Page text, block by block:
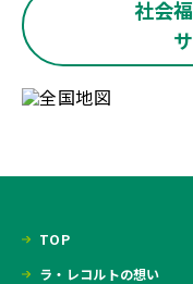
社会
TOP
ラ・レコルトの想い